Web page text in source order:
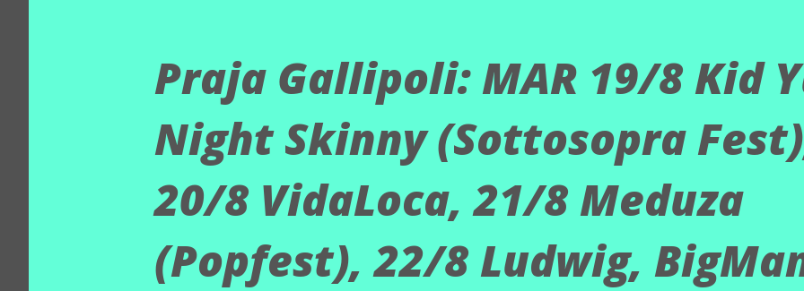
Praja Gallipoli: MAR 19/8 Kid
Night Skinny (Sottosopra
20/8 VidaLoca, 21/8 Meduza
(Popfest), 22/8 Ludwig,